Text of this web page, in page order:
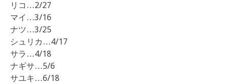
リコ…2/27
マイ…3/16
ナツ…3/25
シュリカ…4/17
サラ…4/18
ナギサ…5/6
サユキ…6/18